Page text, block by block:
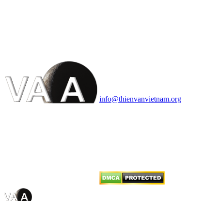
info@thienvanvietnam.org